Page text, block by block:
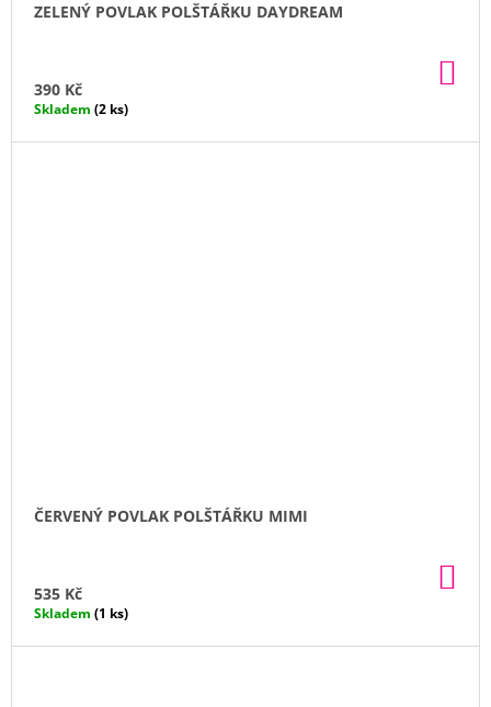
ZELENÝ POVLAK POLŠTÁŘKU DAYDREAM
390 Kč
Skladem (2 ks)
ČERVENÝ POVLAK POLŠTÁŘKU MIMI
535 Kč
Skladem (1 ks)